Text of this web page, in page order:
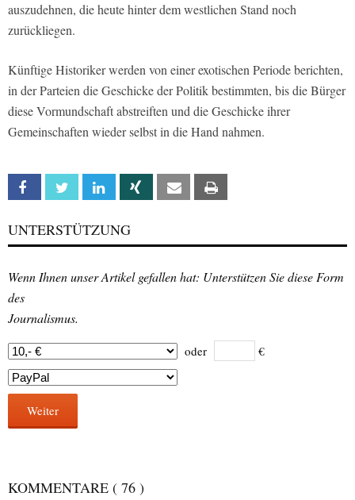
auszudehnen, die heute hinter dem westlichen Stand noch
zurückliegen.
Künftige Historiker werden von einer exotischen Periode berichten,
in der Parteien die Geschicke der Politik bestimmten, bis die Bürger
diese Vormundschaft abstreiften und die Geschicke ihrer
Gemeinschaften wieder selbst in die Hand nahmen.
Facebook Twitter Linkedin Xing Email
UNTERSTÜTZUNG
Wenn Ihnen unser Artikel gefallen hat: Unterstützen Sie diese Form
des
Journalismus.
oder €
Weiter
KOMMENTARE ( 76 )